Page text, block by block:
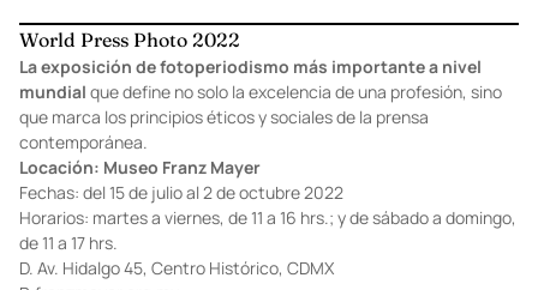
World Press Photo 2022
La exposición de fotoperiodismo más importante a nivel
mundial que define no solo la excelencia de una profesión, sino
que marca los principios éticos y sociales de la prensa
contemporánea.
Locación: Museo Franz Mayer
Fechas: del 15 de julio al 2 de octubre 2022
Horarios: martes a viernes, de 11 a 16 hrs.; y de sábado a domingo,
de 11 a 17 hrs.
D. Av. Hidalgo 45, Centro Histórico, CDMX